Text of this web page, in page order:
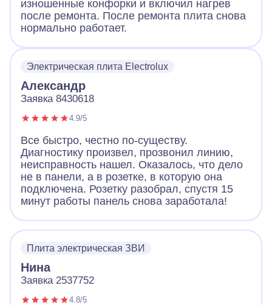
изношенные конфорки и включил нагрев
после ремонта. После ремонта плита снова
нормально работает.
Электрическая плита Electrolux
Александр
Заявка 8430618
4.9/5
Все быстро, честно по-существу.
Диагностику произвел, прозвонил линию,
неисправность нашел. Оказалось, что дело
не в панели, а в розетке, в которую она
подключена. Розетку разобрал, спустя 15
минут работы панель снова заработала!
Плита электрическая ЗВИ
Нина
Заявка 2537752
4.8/5